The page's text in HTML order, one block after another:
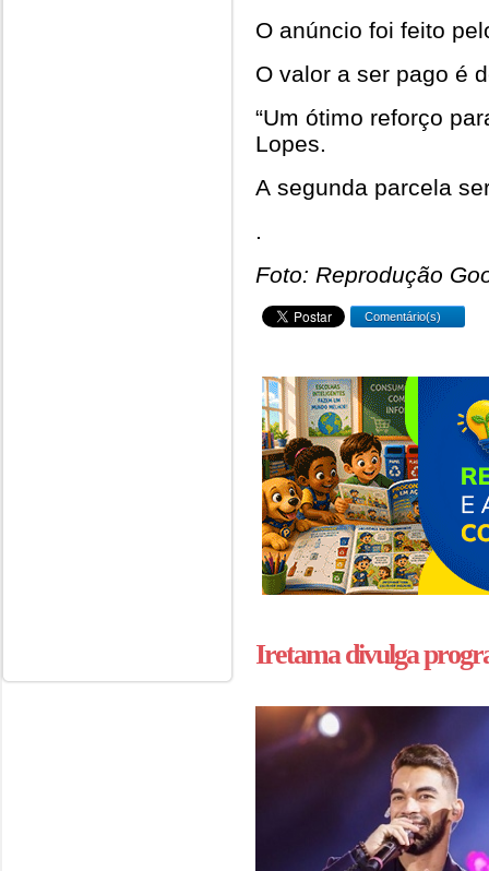
O anúncio foi feito
O valor a ser pago é
“Um ótimo reforço
Lopes.
A segunda parcela
.
Foto: Reprodução
Comentário(s)
Iretama divulga